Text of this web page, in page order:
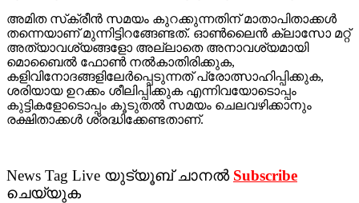
അമിത സ്‌ക്രീന്‍ സമയം കുറക്കുന്നതിന് മാതാപിതാക്കള്‍
തന്നെയാണ് മുന്നിട്ടിറങ്ങേണ്ടത്. ഓണ്‍ലൈന്‍ ക്ലാസോ മറ്റ്
അത്യാവശ്യങ്ങളോ അല്ലാതെ അനാവശ്യമായി
മൊബൈല്‍ ഫോണ്‍ നല്‍കാതിരിക്കുക,
കളിവിനോദങ്ങളിലേര്‍പ്പെടുന്നത് പ്രോത്സാഹിപ്പിക്കുക,
ശരിയായ ഉറക്കം ശീലിപ്പിക്കുക എന്നിവയോടൊപ്പം
കുട്ടികളോടൊപ്പം കൂടുതല്‍ സമയം ചെലവഴിക്കാനും
രക്ഷിതാക്കള്‍ ശ്രദ്ധിക്കേണ്ടതാണ്.
News Tag Live യുട്യൂബ് ചാനല്‍ Subscribe
ചെയ്യുക